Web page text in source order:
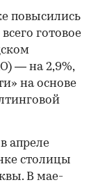
повысились
готовое
— на 2,9%,
на основе
апреле
столицы
В мае-